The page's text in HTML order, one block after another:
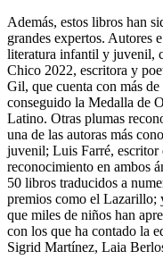
Además, estos libros han
grandes expertos. Autores
literatura infantil y juvenil,
Chico 2022, escritora y
Gil, que cuenta con más
conseguido la Medalla de
Latino. Otras plumas
una de las autoras más
juvenil; Luis Farré, escritor
reconocimiento en ambos
50 libros traducidos a
premios como el Lazarillo;
que miles de niños han
con los que ha contado la
Sigrid Martínez, Laia